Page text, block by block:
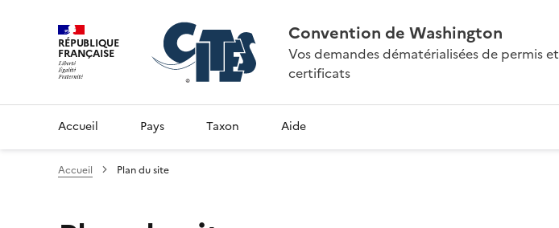
RÉPUBLIQUE
FRANÇAISE
Convention de Washington
Vos demandes dématérialisées de permis et
certificats
Accueil Pays Taxon Aide
Accueil Plan du site